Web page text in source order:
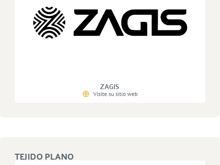
ZAGIS
Visite su sitio web
TEJIDO PLANO